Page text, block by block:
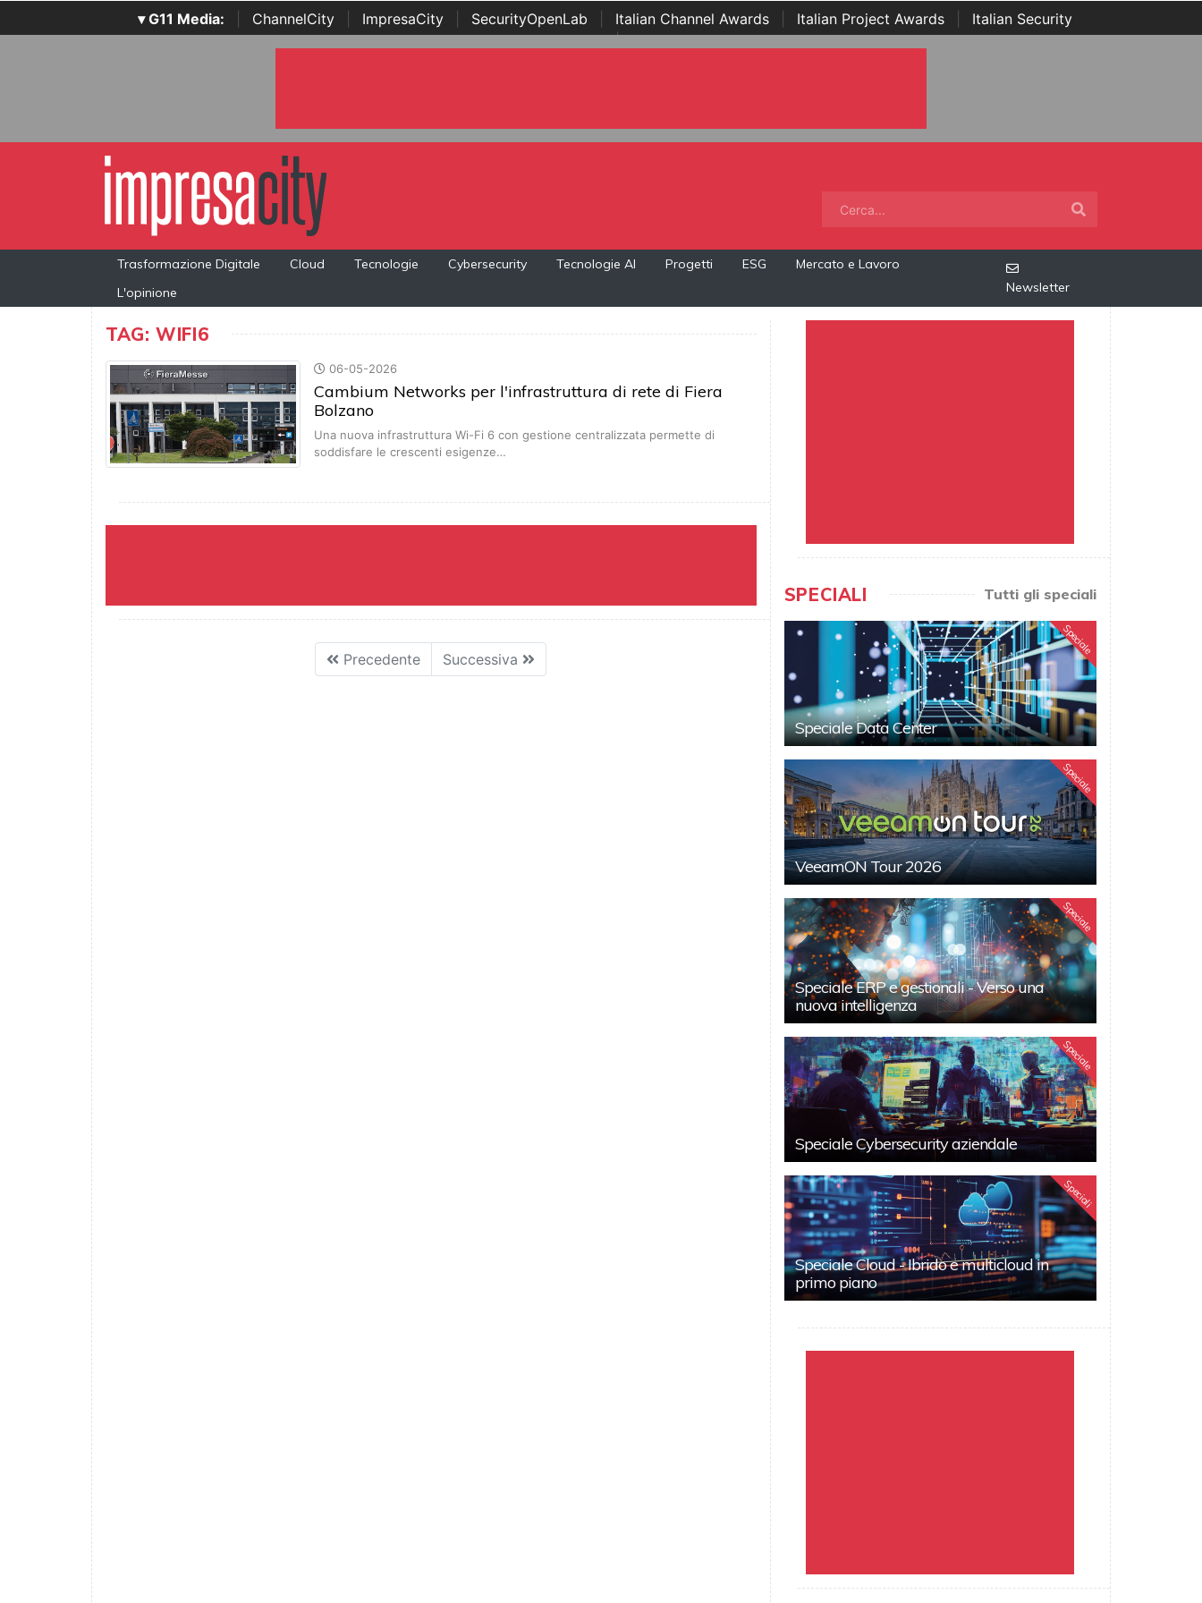
▾ G11 Media: ChannelCity ImpresaCity SecurityOpenLab Italian Channel Awards Italian Project Awards
Italian Security
Awards | ...
Trasformazione Digitale Cloud Tecnologie Cybersecurity Tecnologie AI Progetti ESG
Mercato e Lavoro
L'opinione
Newsletter
TAG: WIFI6
06-05-2026
Cambium Networks per l'infrastruttura di rete di Fiera
Bolzano
Una nuova infrastruttura Wi-Fi 6 con gestione centralizzata permette di
soddisfare le crescenti esigenze…
Precedente Successiva
SPECIALI Tutti gli speciali
Speciale
Speciale Data Center
Speciale
VeeamON Tour 2026
Speciale
Speciale ERP e gestionali - Verso una
nuova intelligenza
Speciale
Speciale Cybersecurity aziendale
Speciali
Speciale Cloud - Ibrido e multicloud in
primo piano